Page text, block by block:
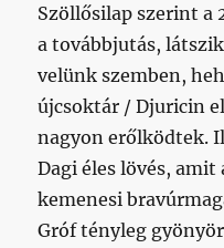
Szöllősilap szerint a
a továbbjutás,
velünk szemben,
újcsoktár / Djuricin
nagyon erőlködtek.
Dagi éles lövés, amit
kemenesi
Gróf tényleg